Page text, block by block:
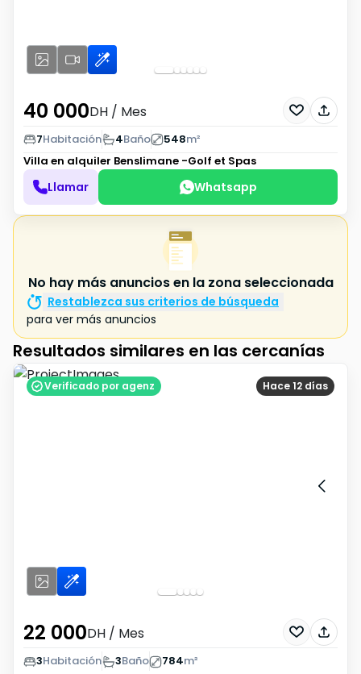
40 000DH / Mes
7Habitación 4Baño 548m²
Villa en alquiler Benslimane -Golf et Spas
Llamar Whatsapp
No hay más anuncios en la zona seleccionada
Restablezca sus criterios de búsqueda
para ver más anuncios
Resultados similares en las cercanías
Hace 12 días
Verificado por agenz
22 000DH / Mes
3Habitación 3Baño 784m²